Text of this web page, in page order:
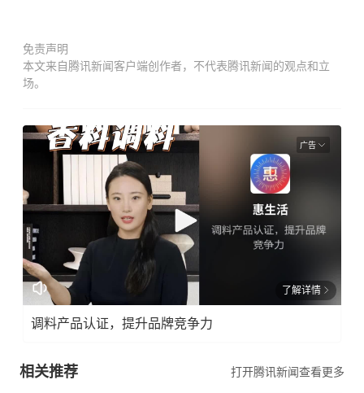
免责声明
本文来自腾讯新闻客户端创作者，不代表腾讯新闻的观点和立
场。
广告
了解详情
调料产品认证，提升品牌竞争力
相关推荐 打开腾讯新闻查看更多